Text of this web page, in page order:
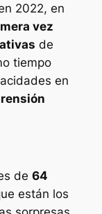
2022, en
vez
de
tiempo
en
de 64
están los